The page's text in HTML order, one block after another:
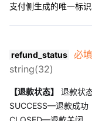
支付侧生成的唯一标识
refund_status
必填
string(32)
【退款状态】
退款状态
SUCCESS—退款成功